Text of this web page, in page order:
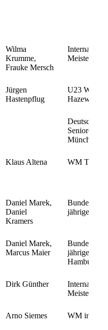
Wilma
Krumme,
Frauke Mersch
Jürgen
Hastenpflug
U23 WM in
Deutsche
München
Klaus Altena WM
Daniel Marek,
Daniel
Kramers
jährigen
Daniel Marek,
Marcus Maier
jährigen
Hamburg
Dirk Günther
Arno Siemes WM in